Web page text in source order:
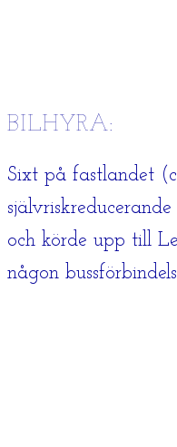
BILHYRA:
Sixt på fastlandet
och körde upp till
någon